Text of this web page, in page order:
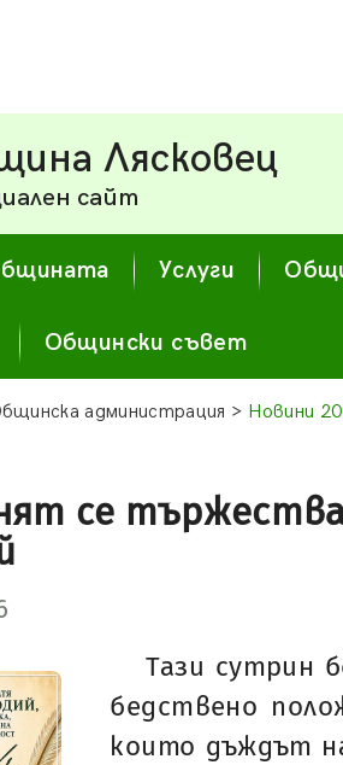
Лясковец
сайт
Услуги
Общински съвет
администрация > Новини
се
Тази сутрин
бедствено
които дъждът